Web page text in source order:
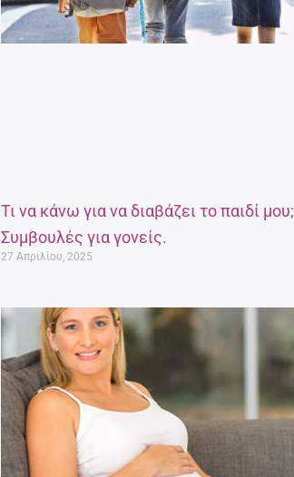
Τι να κάνω για να διαβάζει το παιδί μου;
Συμβουλές για γονείς.
27 Απριλίου, 2025